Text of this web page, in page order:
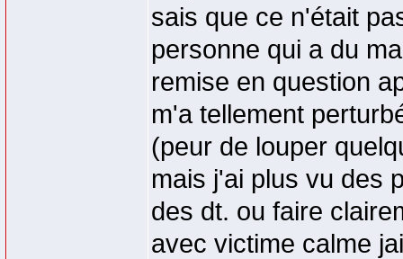
sais que ce n'était
personne qui a du
remise en question
m'a tellement
(peur de louper
mais j'ai plus vu des
des dt. ou faire
avec victime calme